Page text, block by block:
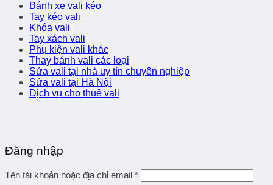
Bánh xe vali kéo
Tay kéo vali
Khóa vali
Tay xách vali
Phụ kiện vali khác
Thay bánh vali các loại
Sửa vali tại nhà uy tín chuyên nghiệp
Sửa vali tại Hà Nội
Dịch vụ cho thuê vali
Đăng nhập
Tên tài khoản hoặc địa chỉ email *